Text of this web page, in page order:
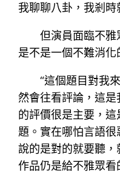
我聊聊八卦，我剎時
但演員面臨不
是不是一個不難消化
“這個題目對我
然會往看評論，這
的評價很是主要，
題。實在哪怕言語很
說的是對的就要聽
作品仍是給不雅眾看